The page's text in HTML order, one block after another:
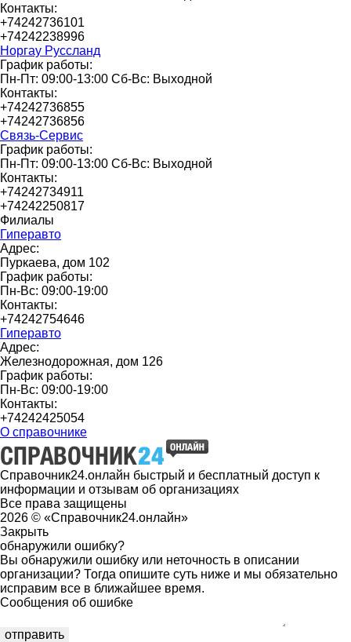
Контакты:
+74242736101
+74242238996
Норгау Руссланд
График работы:
Пн-Пт: 09:00-13:00 Сб-Вс: Выходной
Контакты:
+74242736855
+74242736856
Связь-Сервис
График работы:
Пн-Пт: 09:00-13:00 Сб-Вс: Выходной
Контакты:
+74242734911
+74242250817
Филиалы
Гиперавто
Адрес:
Пуркаева, дом 102
График работы:
Пн-Вс: 09:00-19:00
Контакты:
+74242754646
Гиперавто
Адрес:
Железнодорожная, дом 126
График работы:
Пн-Вс: 09:00-19:00
Контакты:
+74242425054
О справочнике
Справочник24.онлайн быстрый и бесплатный доступ к
информации и отзывам об организациях
Все права защищены
2026 © «Справочник24.онлайн»
Закрыть
обнаружили ошибку?
Вы обнаружили ошибку или неточность в описании
организации? Тогда опишите суть ниже и мы обязательно
исправим все в ближайшее время.
Сообщения об ошибке